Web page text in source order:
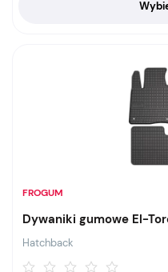
FROGUM
Dywaniki gumowe El-
Hatchback